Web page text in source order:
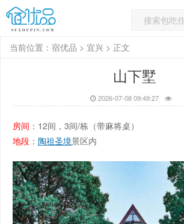
当前位置： 宿优品 > 宜兴 > 正文
山下墅
2026-07-08 09:49:27
房间 ：12间，3间/栋（带麻将桌）
地段 ： 陶祖圣境景区内